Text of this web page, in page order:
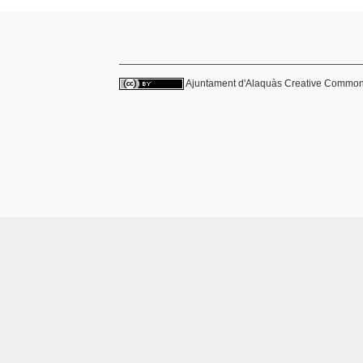
Ajuntament d'Alaquàs Creative